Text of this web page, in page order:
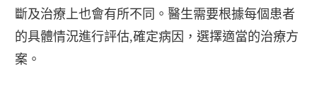
斷及治療上也會有所不同。醫生需要根據每個患者
的具體情況進行評估,確定病因，選擇適當的治療方
案。